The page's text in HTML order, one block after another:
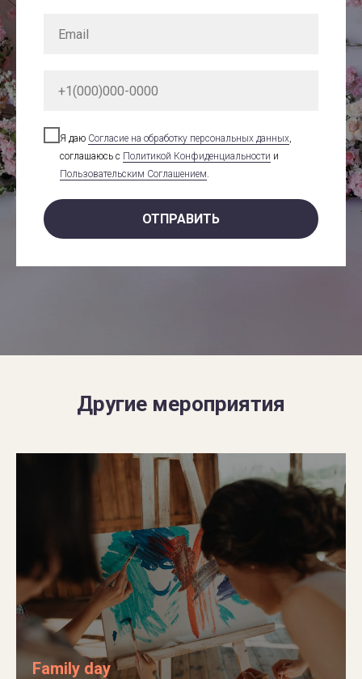
Я даю Cогласие на обработку персональных данных
соглашаюсь с Политикой Конфиденциальности и
Пользовательским Соглашением
ОТПРАВИТЬ
Другие мероприятия
Family day